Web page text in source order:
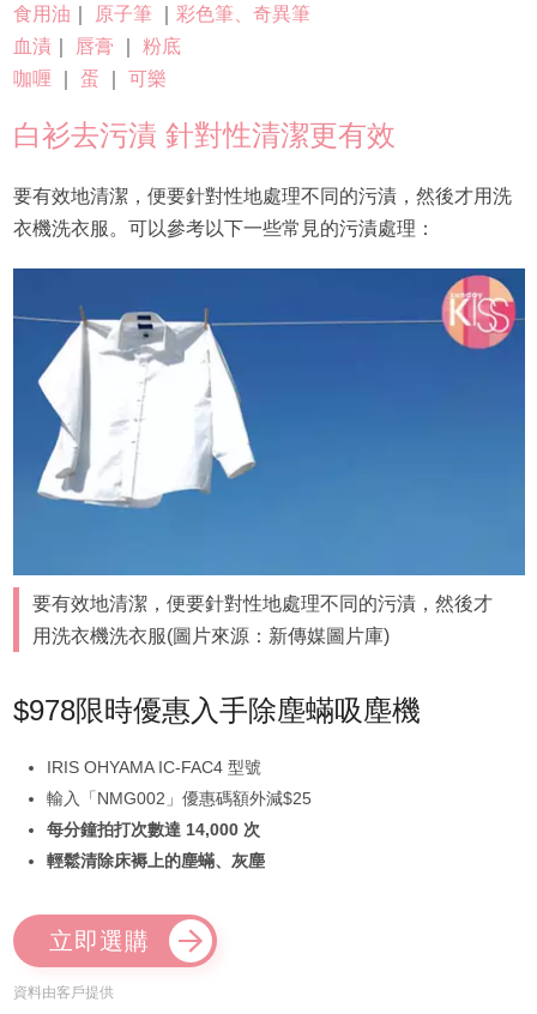
食用油
原子筆
彩色筆、奇異筆
血漬｜ 唇膏
粉底
咖喱
蛋 可樂
白衫去污漬 針對性清潔更有效
要有效地清潔，便要針對性地處理不同的污漬，然後才用洗
衣機洗衣服。可以參考以下一些常見的污漬處理：
要有效地清潔，便要針對性地處理不同的污漬，然後才
用洗衣機洗衣服(圖片來源：新傳媒圖片庫)
$978限時優惠入手除塵蟎吸塵機
IRIS OHYAMA IC-FAC4 型號
輸入「NMG002」優惠碼額外減$25
每分鐘拍打次數達 14,000 次
輕鬆清除床褥上的塵蟎、灰塵
立即選購
資料由客戶提供